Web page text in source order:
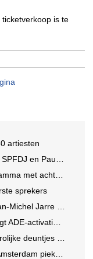
is te
artiesten
toe aan jubileum line-up
op twee locaties
sprekers
Jarre als eregast
en Thuisbezorgd
serieuze woorden
pieken tijdens ADE